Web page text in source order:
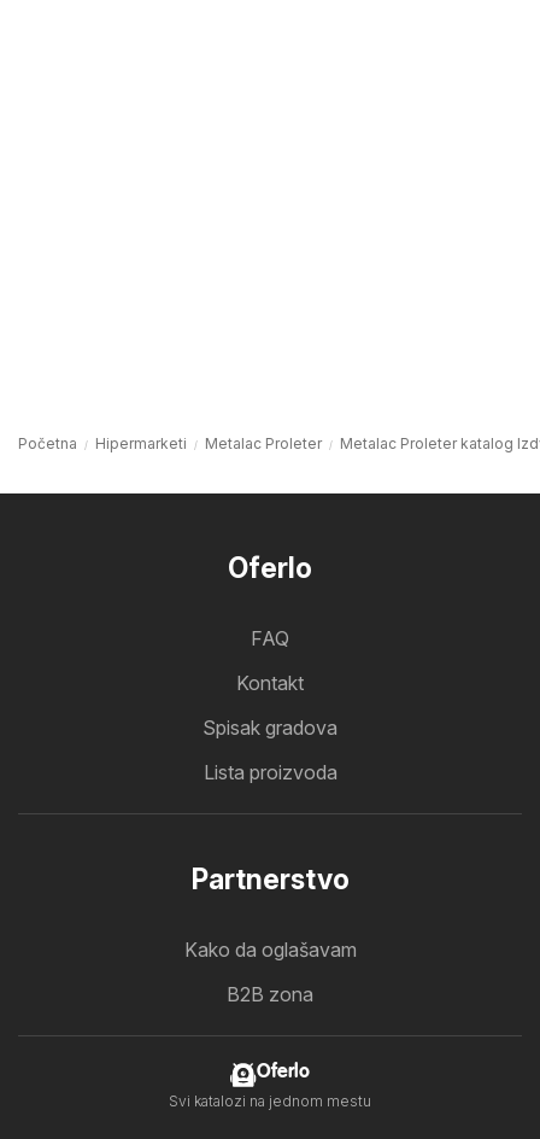
Početna Hipermarketi Metalac Proleter Metalac Proleter katalog
Oferlo
FAQ
Kontakt
Spisak gradova
Lista proizvoda
Partnerstvo
Kako da oglašavam
B2B zona
Oferlo
Svi katalozi na jednom mestu